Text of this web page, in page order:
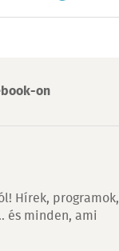
on
Hírek, programok,
és minden, ami